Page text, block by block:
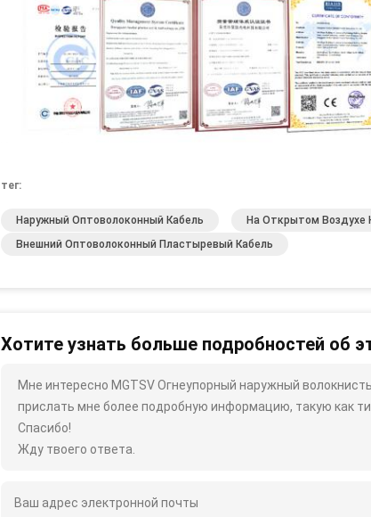
тег:
Наружный Оптоволоконный Кабель
На Открытом Воздухе
Внешний Оптоволоконный Пластыревый Кабель
Хотите узнать больше подробностей об
Мне интересно MGTSV Огнеупорный наружный
прислать мне более подробную информацию, такую ​​как
Спасибо!
Жду твоего ответа.